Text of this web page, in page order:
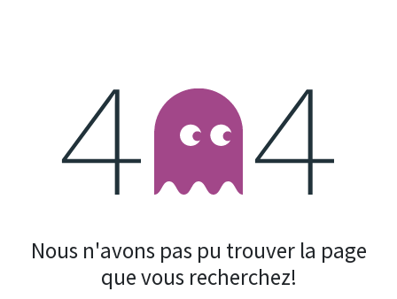
Erreur 404
Nous n'avons pas pu trouver la page
que vous recherchez!